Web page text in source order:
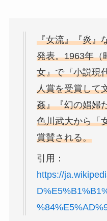
『女流』『炎』
発表。1963年（
女』で『小説現
人賞を受賞して
姦』『幻の娼婦
色川武大から「
賞賛される。
引用：
https://